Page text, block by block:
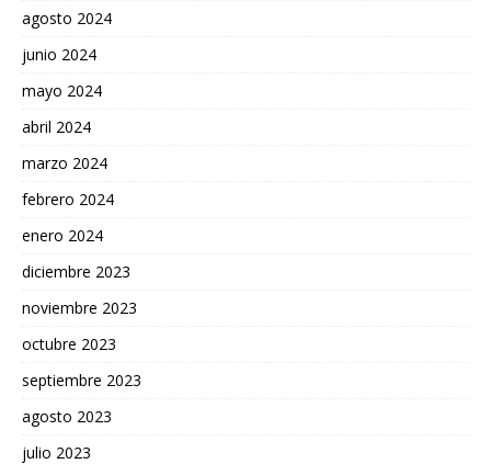
agosto 2024
junio 2024
mayo 2024
abril 2024
marzo 2024
febrero 2024
enero 2024
diciembre 2023
noviembre 2023
octubre 2023
septiembre 2023
agosto 2023
julio 2023